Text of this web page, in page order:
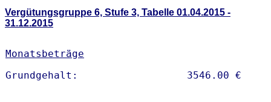
Vergütungsgruppe 6, Stufe 3, Tabelle 01.04.2015 -
31.12.2015
Monatsbeträge